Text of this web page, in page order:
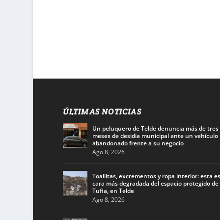
ÚLTIMAS NOTICIAS
Un peluquero de Telde denuncia más de tres
meses de desidia municipal ante un vehículo
abandonado frente a su negocio
Ago 8, 2026
Toallitas, excrementos y ropa interior: esta
cara más degradada del espacio protegido de
Tufia, en Telde
Ago 8, 2026